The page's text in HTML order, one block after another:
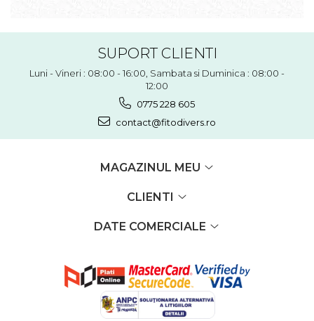
SUPORT CLIENTI
Luni - Vineri : 08:00 - 16:00, Sambata si Duminica : 08:00 -
12:00
0775 228 605
contact@fitodivers.ro
MAGAZINUL MEU
CLIENTI
DATE COMERCIALE